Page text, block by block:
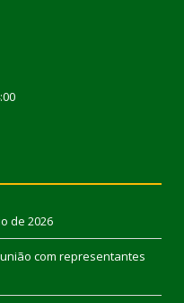
de 2026
com representantes